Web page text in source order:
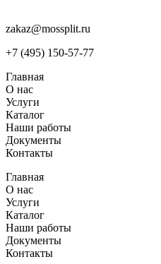
zakaz@mossplit.ru
+7 (495) 150-57-77
Главная
О нас
Услуги
Каталог
Наши работы
Документы
Контакты
Главная
О нас
Услуги
Каталог
Наши работы
Документы
Контакты